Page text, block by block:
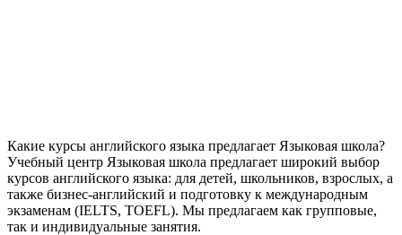
Какие курсы английского языка предлагает Языковая школа?
Учебный центр Языковая школа предлагает широкий выбор
курсов английского языка: для детей, школьников, взрослых, а
также бизнес-английский и подготовку к международным
экзаменам (IELTS, TOEFL). Мы предлагаем как групповые,
так и индивидуальные занятия.